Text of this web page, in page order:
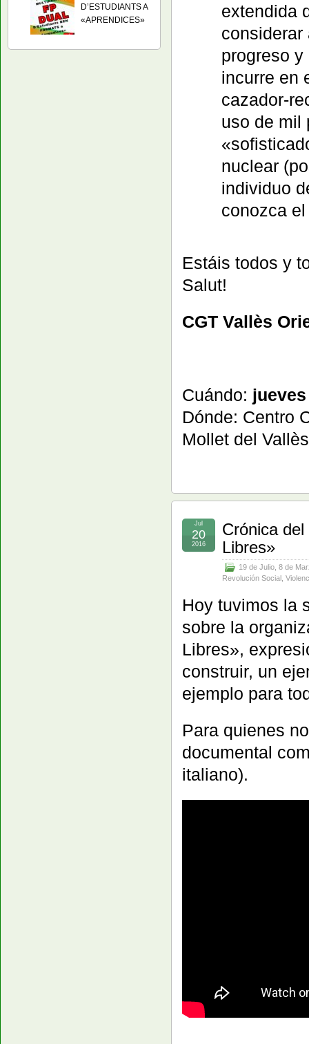
extendida
considerar
progreso
incurre en
cazador-
uso de mil
nuclear
individuo
conozca
Estáis todos y
Salut!
CGT Vallès
Cuándo:
Dónde: Centro
Mollet del Vallès
Crónica
Libres»
19 de Julio 8 de
Revolución Social
Jul
20
2016
Hoy tuvimos la
sobre la
Libres»,
construir, un
ejemplo para
Para quienes
documental
italiano).
D’ESTUDIANTS A
«APRENDICES»